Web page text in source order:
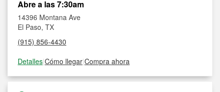
Abre a las 7:30am
14396 Montana Ave
El Paso, TX
(915) 856-4430
Detalles|Cómo llegar|Compra ahora